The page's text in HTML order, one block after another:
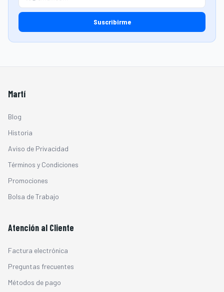
Suscribirme
Martí
Blog
Historia
Aviso de Privacidad
Términos y Condiciones
Promociones
Bolsa de Trabajo
Atención al Cliente
Factura electrónica
Preguntas frecuentes
Métodos de pago